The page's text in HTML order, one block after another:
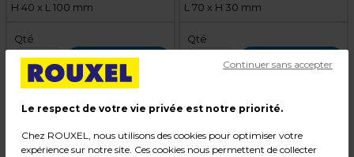
H 40 x L 100 mm
Qté
1 Ajouter au panier
L 70 x H 30 mm
Qté
Ajouter au panier
Le respect de votre vie privée est notre priorité.
Chez ROUXEL, nous utilisons des cookies pour optimiser votre
expérience sur notre site. Ces cookies nous permettent de collecter
Continuer sans accepter